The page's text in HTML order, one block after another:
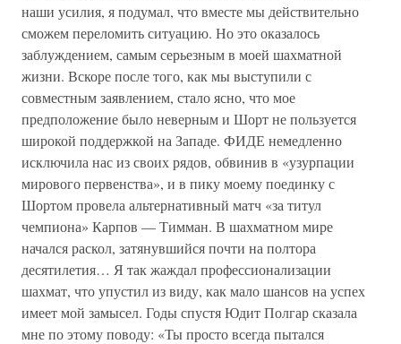
наши усилия, я подумал, что вместе мы действительно
сможем переломить ситуацию. Но это оказалось
заблуждением, самым серьезным в моей шахматной
жизни. Вскоре после того, как мы выступили с
совместным заявлением, стало ясно, что мое
предположение было неверным и Шорт не пользуется
широкой поддержкой на Западе. ФИДЕ немедленно
исключила нас из своих рядов, обвинив в «узурпации
мирового первенства», и в пику моему поединку с
Шортом провела альтернативный матч «за титул
чемпиона» Карпов — Тимман. В шахматном мире
начался раскол, затянувшийся почти на полтора
десятилетия… Я так жаждал профессионализации
шахмат, что упустил из виду, как мало шансов на успех
имеет мой замысел. Годы спустя Юдит Полгар сказала
мне по этому поводу: «Ты просто всегда пытался